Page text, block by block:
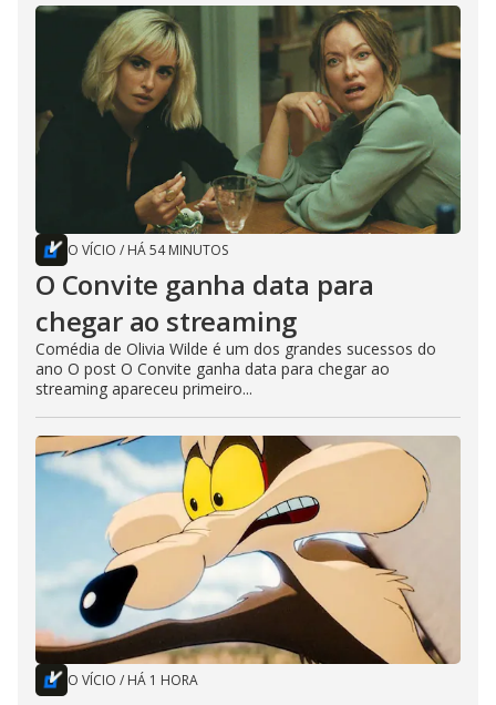
O VÍCIO / HÁ 54 MINUTOS
O Convite ganha data para
chegar ao streaming
Comédia de Olivia Wilde é um dos grandes sucessos do
ano O post O Convite ganha data para chegar ao
streaming apareceu primeiro...
O VÍCIO / HÁ 1 HORA